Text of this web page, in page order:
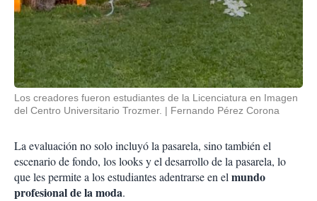
Los creadores fueron estudiantes de la Licenciatura en Imagen
del Centro Universitario Trozmer.
Fernando Pérez Corona
La evaluación no solo incluyó la pasarela, sino también el
escenario de fondo, los looks y el desarrollo de la pasarela, lo
que les permite a los estudiantes adentrarse en el mundo
profesional de la moda.